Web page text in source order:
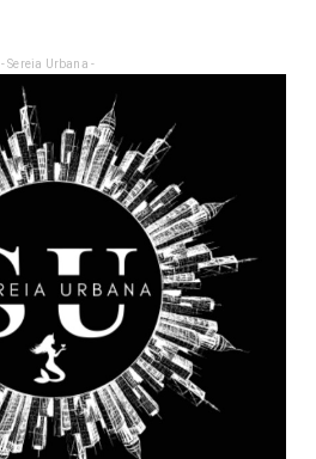
- Sereia Urbana -